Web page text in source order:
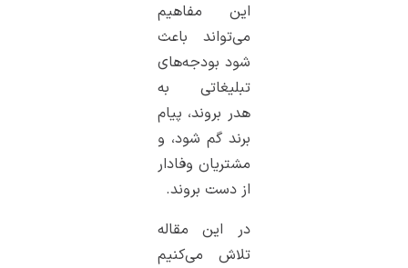
این مفاهیم
می‌تواند باعث
شود بودجه‌های
تبلیغاتی به
هدر بروند، پیام
برند گم شود، و
مشتریان وفادار
از دست بروند.
در این مقاله
تلاش می‌کنیم